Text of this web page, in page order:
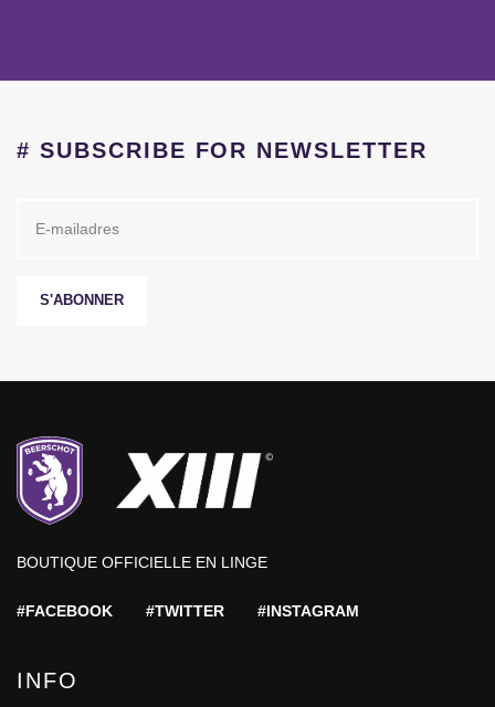
# SUBSCRIBE FOR NEWSLETTER
S'ABONNER
BOUTIQUE OFFICIELLE EN LINGE
#FACEBOOK #TWITTER #INSTAGRAM
INFO